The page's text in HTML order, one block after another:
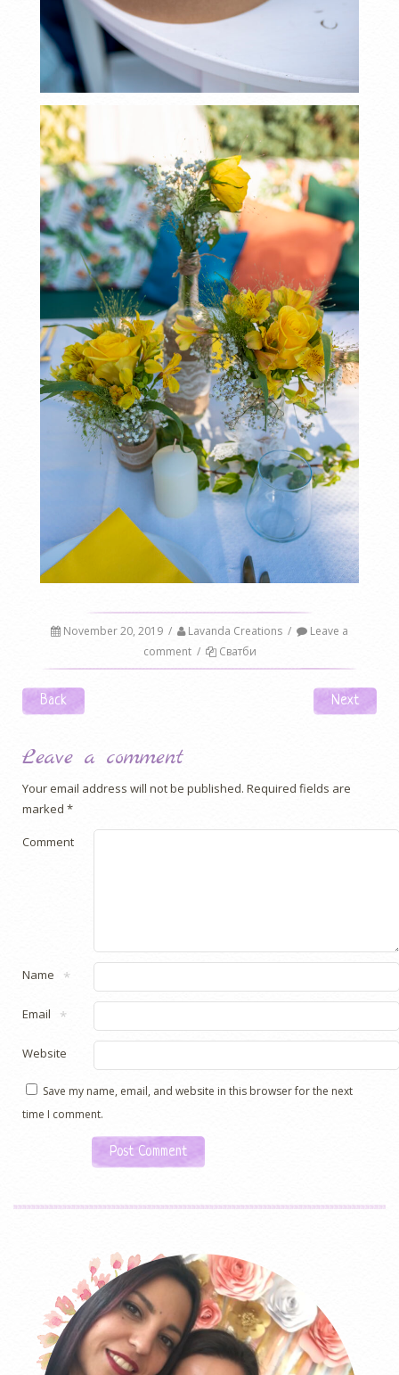
November 20, 2019 / Lavanda Creations /
Leave a
comment / Сватби
Post navigation
Back Next
Leave a comment
Your email address will not be published. Required fields are
marked *
Comment
Name *
Email *
Website
Save my name, email, and website in this browser for the next
time I comment.